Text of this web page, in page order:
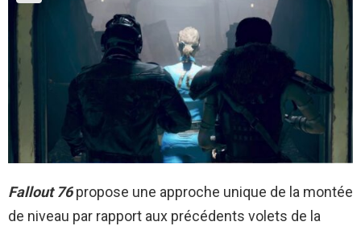
Fallout 76propose une approche unique de la montée
de niveau par rapport aux précédents volets de la